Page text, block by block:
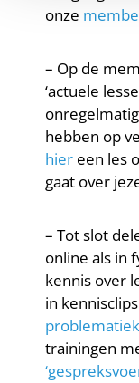
onze
– Op de
‘actuele
hebben op
hier een les
gaat over
– Tot slot
online als in
kennis over
in
trainingen